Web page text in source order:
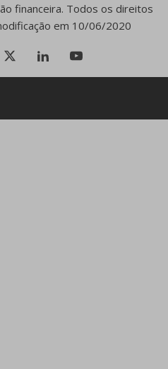
financeira. Todos os direitos
em 10/06/2020